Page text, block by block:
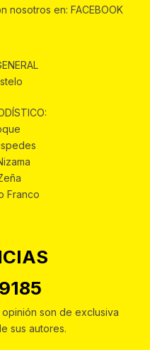
nosotros en: FACEBOOK
Franco
son de exclusiva
sus autores.